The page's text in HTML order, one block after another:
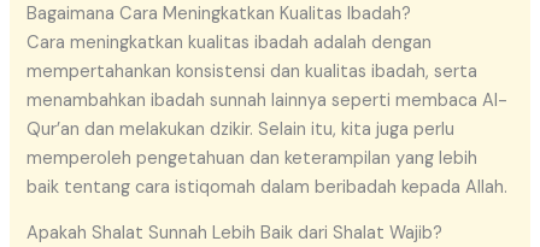
Bagaimana Cara Meningkatkan Kualitas Ibadah?
Cara meningkatkan kualitas ibadah adalah dengan
mempertahankan konsistensi dan kualitas ibadah, serta
menambahkan ibadah sunnah lainnya seperti membaca Al-
Qur’an dan melakukan dzikir. Selain itu, kita juga perlu
memperoleh pengetahuan dan keterampilan yang lebih
baik tentang cara istiqomah dalam beribadah kepada Allah.
Apakah Shalat Sunnah Lebih Baik dari Shalat Wajib?